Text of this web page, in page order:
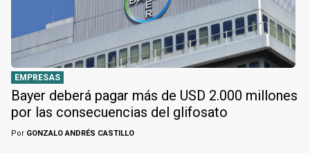
EMPRESAS
Bayer deberá pagar más de USD 2.000 millones
por las consecuencias del glifosato
Por GONZALO ANDRÉS CASTILLO